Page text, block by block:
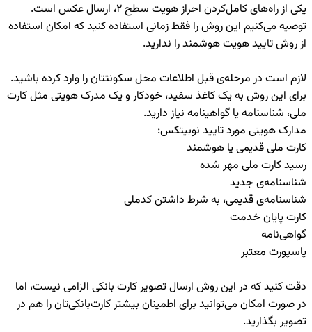
یکی از راه‌های کامل‌کردن احراز هویت سطح ۲، ارسال عکس است.
توصیه می‌کنیم این روش را فقط زمانی استفاده کنید که امکان استفاده
از روش تایید هویت هوشمند را ندارید.
لازم است در مرحله‌ی قبل اطلاعات محل سکونتتان را وارد کرده باشید.
برای این روش به یک کاغذ سفید، خودکار و یک مدرک هویتی مثل کارت
ملی، شناسنامه یا گواهینامه نیاز دارید.
مدارک هویتی مورد تایید نوبیتکس:
کارت ملی قدیمی یا هوشمند
رسید کارت ملی مهر شده
شناسنامه‌ی جدید
شناسنامه‌ی قدیمی، به شرط داشتن کدملی
کارت پایان خدمت
گواهی‌نامه
پاسپورت معتبر
دقت کنید که در این روش ارسال تصویر کارت بانکی الزامی نیست، اما
در صورت امکان می‌توانید برای اطمینان بیشتر کارت‌بانکی‌تان را هم در
تصویر بگذارید.